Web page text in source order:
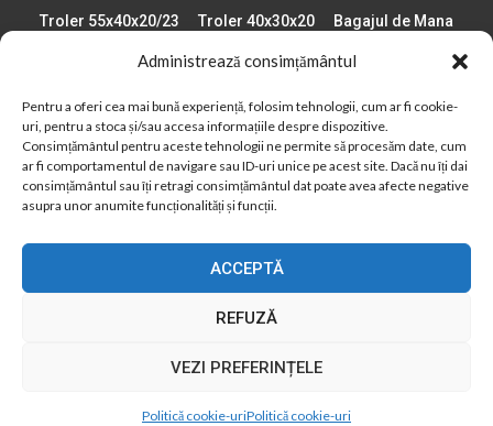
Administrează consimțământul
Pentru a oferi cea mai bună experiență, folosim tehnologii, cum ar fi cookie-
uri, pentru a stoca și/sau accesa informațiile despre dispozitive.
Consimțământul pentru aceste tehnologii ne permite să procesăm date, cum
ar fi comportamentul de navigare sau ID-uri unice pe acest site. Dacă nu îți dai
consimțământul sau îți retragi consimțământul dat poate avea afecte negative
asupra unor anumite funcționalități și funcții.
ACCEPTĂ
REFUZĂ
VEZI PREFERINȚELE
Politică cookie-uriPolitică cookie-uri
Troler 55x40x20/23
Troler 40x30x20
Bagajul de Mana
Paste 2026
Cele mai bune telefoane
Plaje din Europa
Concerte Romania 2025
Asigurare de calatorie
Când se schimba ora în 2026
Calendar Formula 1 sezon 2026
Boarding Pass
Despre AirlinesTravel.ro
Politică cookie-uri (UE)
Cookie Policy (AU)
Politică cookie-uri (ZA)
Politică cookie-uri (Canada)
Politică cookie-uri (BR)
2012 - 2025 © Toate drepturile rezervate
specializată în aviație și turism!